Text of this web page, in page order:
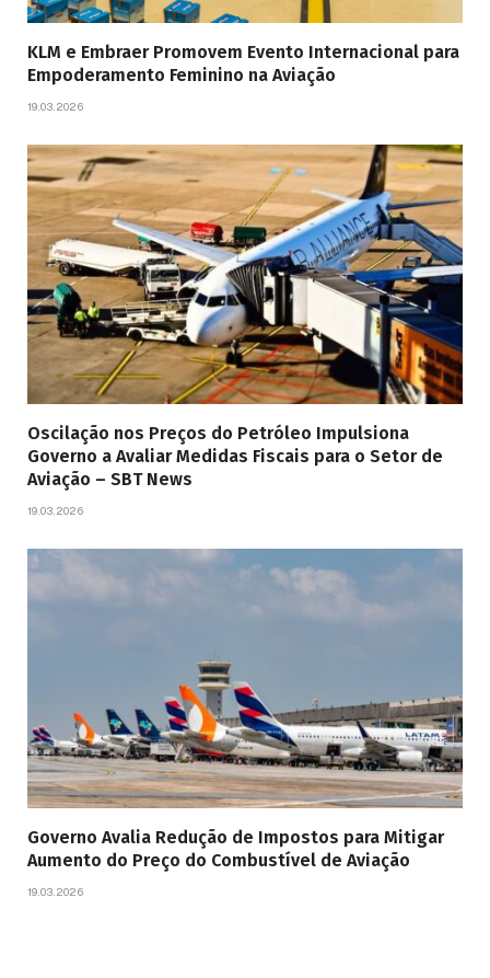
KLM e Embraer Promovem Evento Internacional para
Empoderamento Feminino na Aviação
19.03.2026
Oscilação nos Preços do Petróleo Impulsiona
Governo a Avaliar Medidas Fiscais para o Setor de
Aviação – SBT News
19.03.2026
Governo Avalia Redução de Impostos para Mitigar
Aumento do Preço do Combustível de Aviação
19.03.2026